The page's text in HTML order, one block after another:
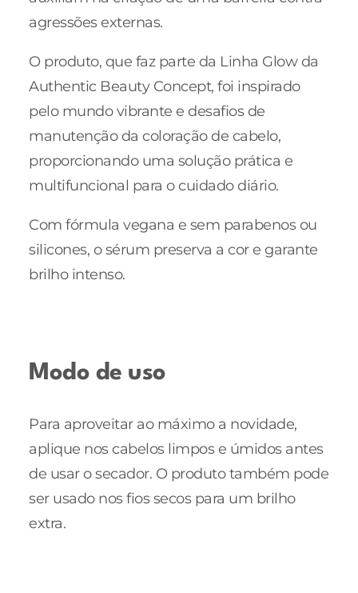
agressões externas.
O produto, que faz parte da Linha Glow da
Authentic Beauty Concept, foi inspirado
pelo mundo vibrante e desafios de
manutenção da coloração de cabelo,
proporcionando uma solução prática e
multifuncional para o cuidado diário.
Com fórmula vegana e sem parabenos ou
silicones, o sérum preserva a cor e garante
brilho intenso.
Modo de uso
Para aproveitar ao máximo a novidade,
aplique nos cabelos limpos e úmidos antes
de usar o secador. O produto também pode
ser usado nos fios secos para um brilho
extra.